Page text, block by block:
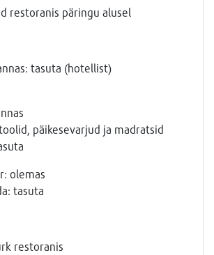
restoranis päringu alusel
tasuta (hotellist)
päikesevarjud ja madratsid
olemas
tasuta
restoranis